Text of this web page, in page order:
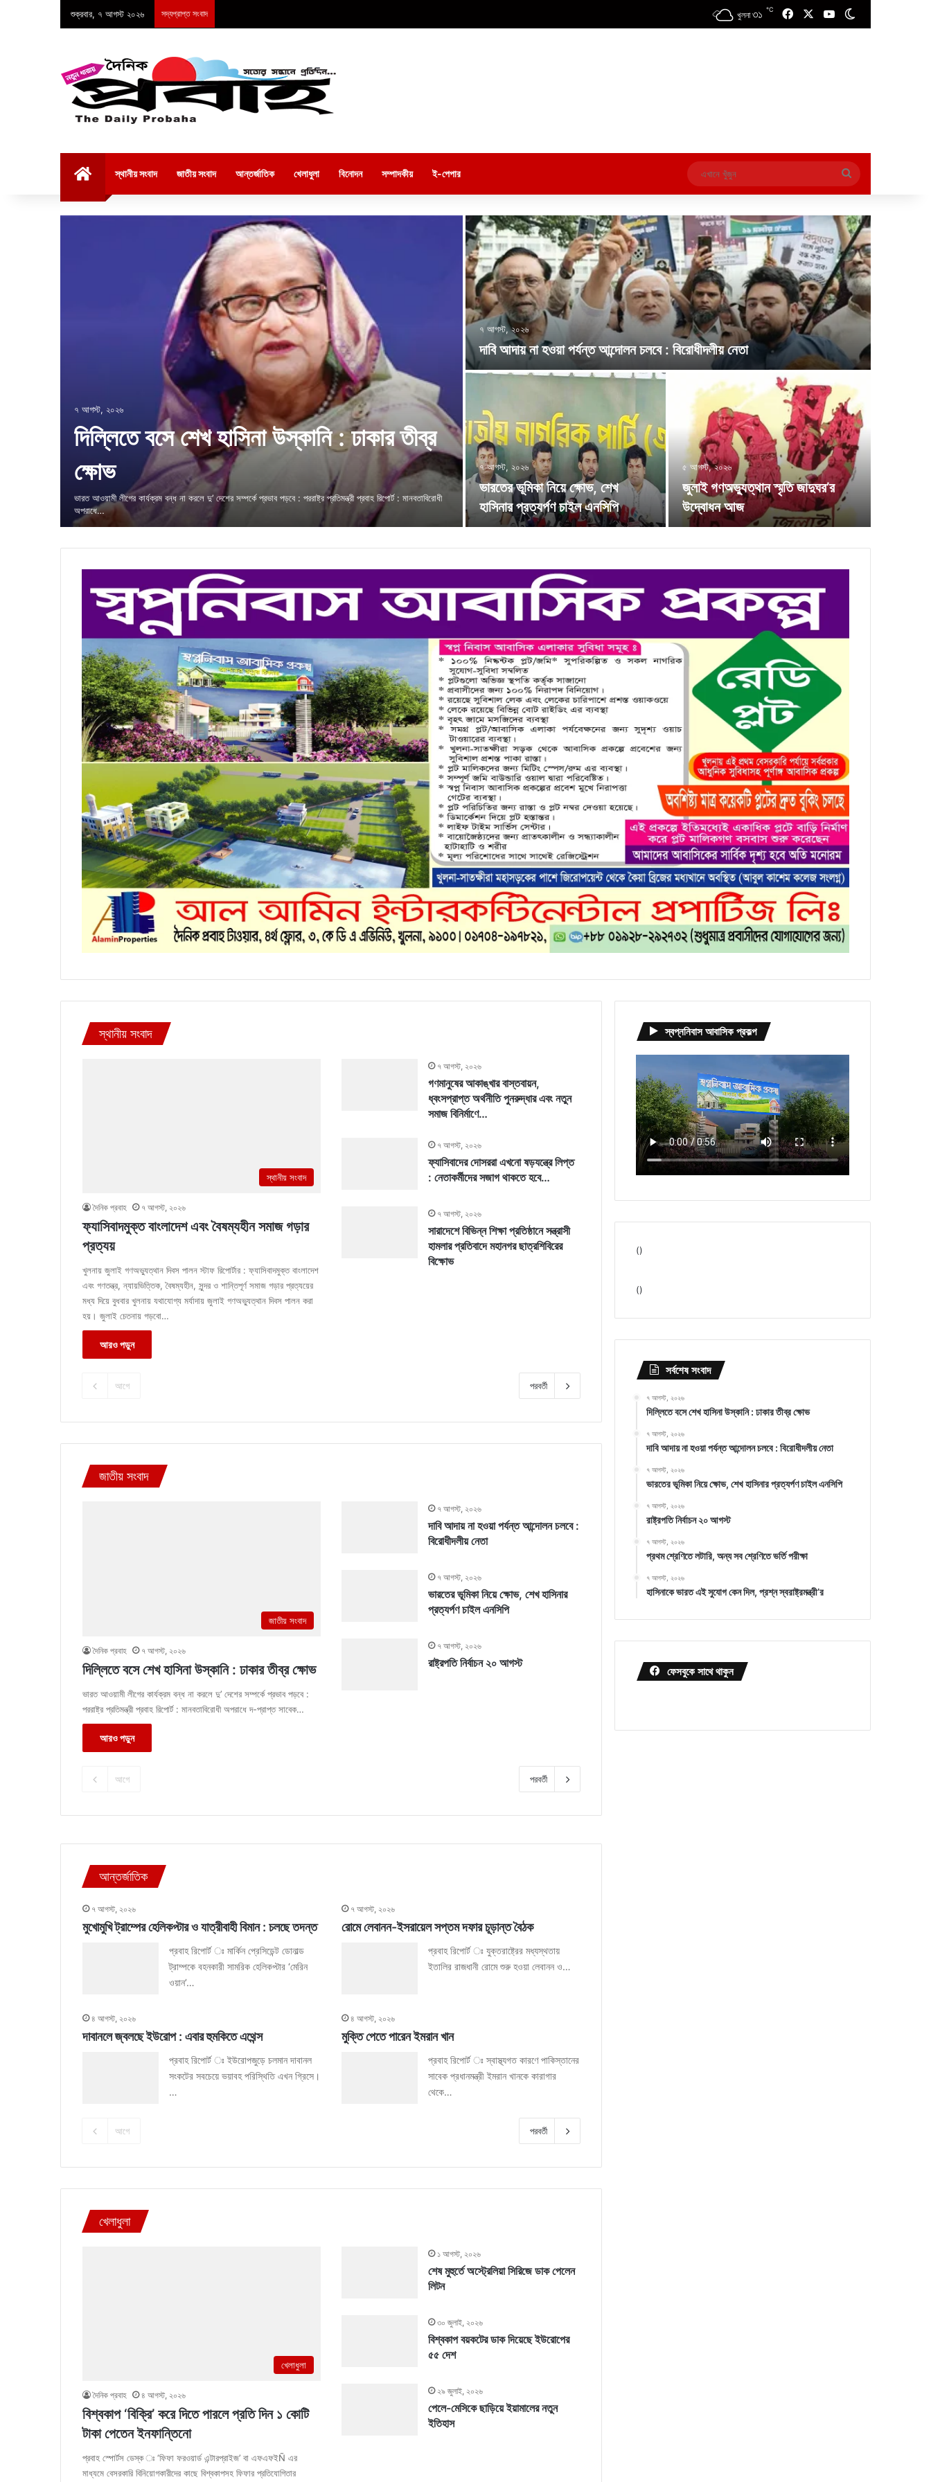
শুক্রবার, ৭ আগস্ট ২০২৬ সদ্যপ্রাপ্ত সংবাদ খুলনা ৩১ ℃ FacebookYouTube
স্থানীয় সংবাদ জাতীয় সংবাদ আন্তর্জাতিক খেলাধুলা বিনোদন সম্পাদকীয় ই-পেপার
এখানে
খুঁজুন
৭ আগস্ট, ২০২৬
দিল্লিতে বসে শেখ হাসিনা উস্কানি : ঢাকার তীব্র
ক্ষোভ
ভারত আওয়ামী লীগের কার্যক্রম বন্ধ না করলে দু’ দেশের সম্পর্কে প্রভাব পড়বে : পররাষ্ট্র প্রতিমন্ত্রী প্রবাহ রিপোর্ট : মানবতাবিরোধী
অপরাধে…
৭ আগস্ট, ২০২৬
দাবি আদায় না হওয়া পর্যন্ত আন্দোলন চলবে : বিরোধীদলীয় নেতা
৭ আগস্ট, ২০২৬
ভারতের ভূমিকা নিয়ে ক্ষোভ, শেখ
হাসিনার প্রত্যর্পণ চাইল এনসিপি
৫ আগস্ট, ২০২৬
জুলাই গণঅভ্যুত্থান স্মৃতি জাদুঘর’র
উদ্বোধন আজ
স্থানীয় সংবাদ
স্থানীয় সংবাদ
দৈনিক প্রবাহ ৭ আগস্ট, ২০২৬
ফ্যাসিবাদমুক্ত বাংলাদেশ এবং বৈষম্যহীন সমাজ গড়ার
প্রত্যয়
খুলনায় জুলাই গণঅভ্যুত্থান দিবস পালন স্টাফ রিপোর্টার : ফ্যাসিবাদমুক্ত বাংলাদেশ
এবং গণতন্ত্র, ন্যায়ভিত্তিক, বৈষম্যহীন, সুন্দর ও শান্তিপূর্ণ সমাজ গড়ার প্রত্যয়ের
মধ্য দিয়ে বুধবার খুলনায় যথাযোগ্য মর্যাদায় জুলাই গণঅভ্যুত্থান দিবস পালন করা
হয়। জুলাই চেতনায় গড়বো…
আরও পড়ুন
৭ আগস্ট, ২০২৬
গণমানুষের আকাঙ্খার বাস্তবায়ন,
ধ্বংসপ্রাপ্ত অর্থনীতি পুনরুদ্ধার এবং নতুন
সমাজ বিনির্মাণে…
৭ আগস্ট, ২০২৬
ফ্যাসিবাদের দোসররা এখনো ষড়যন্ত্রে লিপ্ত
: নেতাকর্মীদের সজাগ থাকতে হবে…
৭ আগস্ট, ২০২৬
সারাদেশে বিভিন্ন শিক্ষা প্রতিষ্ঠানে সন্ত্রাসী
হামলার প্রতিবাদে মহানগর ছাত্রশিবিরের
বিক্ষোভ
আগে পরবর্তী
জাতীয় সংবাদ
জাতীয় সংবাদ
দৈনিক প্রবাহ ৭ আগস্ট, ২০২৬
দিল্লিতে বসে শেখ হাসিনা উস্কানি : ঢাকার তীব্র ক্ষোভ
ভারত আওয়ামী লীগের কার্যক্রম বন্ধ না করলে দু’ দেশের সম্পর্কে প্রভাব পড়বে :
পররাষ্ট্র প্রতিমন্ত্রী প্রবাহ রিপোর্ট : মানবতাবিরোধী অপরাধে দ-প্রাপ্ত সাবেক…
আরও পড়ুন
৭ আগস্ট, ২০২৬
দাবি আদায় না হওয়া পর্যন্ত আন্দোলন চলবে :
বিরোধীদলীয় নেতা
৭ আগস্ট, ২০২৬
ভারতের ভূমিকা নিয়ে ক্ষোভ, শেখ হাসিনার
প্রত্যর্পণ চাইল এনসিপি
৭ আগস্ট, ২০২৬
রাষ্ট্রপতি নির্বাচন ২০ আগস্ট
আগে পরবর্তী
আন্তর্জাতিক
৭ আগস্ট, ২০২৬
মুখোমুখি ট্রাম্পের হেলিকপ্টার ও যাত্রীবাহী বিমান : চলছে তদন্ত
প্রবাহ রিপোর্ট ঃ মার্কিন প্রেসিডেন্ট ডোনাল্ড
ট্রাম্পকে বহনকারী সামরিক হেলিকপ্টার ‘মেরিন
ওয়ান’…
৭ আগস্ট, ২০২৬
রোমে লেবানন-ইসরায়েল সপ্তম দফার চূড়ান্ত বৈঠক
প্রবাহ রিপোর্ট ঃ যুক্তরাষ্ট্রের মধ্যস্থতায়
ইতালির রাজধানী রোমে শুরু হওয়া লেবানন ও…
৪ আগস্ট, ২০২৬
দাবানলে জ্বলছে ইউরোপ : এবার হুমকিতে এথেন্স
প্রবাহ রিপোর্ট ঃ ইউরোপজুড়ে চলমান দাবানল
সংকটের সবচেয়ে ভয়াবহ পরিস্থিতি এখন গ্রিসে।
…
৪ আগস্ট, ২০২৬
মুক্তি পেতে পারেন ইমরান খান
প্রবাহ রিপোর্ট ঃ স্বাস্থ্যগত কারণে পাকিস্তানের
সাবেক প্রধানমন্ত্রী ইমরান খানকে কারাগার
থেকে…
আগে পরবর্তী
স্বপ্ননিবাস আবাসিক প্রকল্প
()
()
সর্বশেষ সংবাদ
৭ আগস্ট, ২০২৬
দিল্লিতে বসে শেখ হাসিনা উস্কানি : ঢাকার তীব্র ক্ষোভ
৭ আগস্ট, ২০২৬
দাবি আদায় না হওয়া পর্যন্ত আন্দোলন চলবে : বিরোধীদলীয় নেতা
৭ আগস্ট, ২০২৬
ভারতের ভূমিকা নিয়ে ক্ষোভ, শেখ হাসিনার প্রত্যর্পণ চাইল এনসিপি
৭ আগস্ট, ২০২৬
রাষ্ট্রপতি নির্বাচন ২০ আগস্ট
৭ আগস্ট, ২০২৬
প্রথম শ্রেণিতে লটারি, অন্য সব শ্রেণিতে ভর্তি পরীক্ষা
৭ আগস্ট, ২০২৬
হাসিনাকে ভারত এই সুযোগ কেন দিল, প্রশ্ন স্বরাষ্ট্রমন্ত্রী’র
ফেসবুকে সাথে থাকুন
খেলাধুলা
খেলাধুলা
দৈনিক প্রবাহ ৪ আগস্ট, ২০২৬
বিশ্বকাপ ‘বিক্রি’ করে দিতে পারলে প্রতি দিন ১ কোটি
টাকা পেতেন ইনফান্তিনো
প্রবাহ স্পোর্টস ডেস্ক ঃ ‘ফিফা ফরওয়ার্ড এন্টারপ্রাইজ’ বা এফএফইÑ এর
মাধ্যমে বেসরকারি বিনিয়োগকারীদের কাছে বিশ্বকাপসহ ফিফার প্রতিযোগিতার
১ আগস্ট, ২০২৬
শেষ মুহুর্তে অস্ট্রেলিয়া সিরিজে ডাক পেলেন
লিটন
৩০ জুলাই, ২০২৬
বিশ্বকাপ বয়কটের ডাক দিয়েছে ইউরোপের
৫৫ দেশ
২৯ জুলাই, ২০২৬
পেলে-মেসিকে ছাড়িয়ে ইয়ামালের নতুন
ইতিহাস